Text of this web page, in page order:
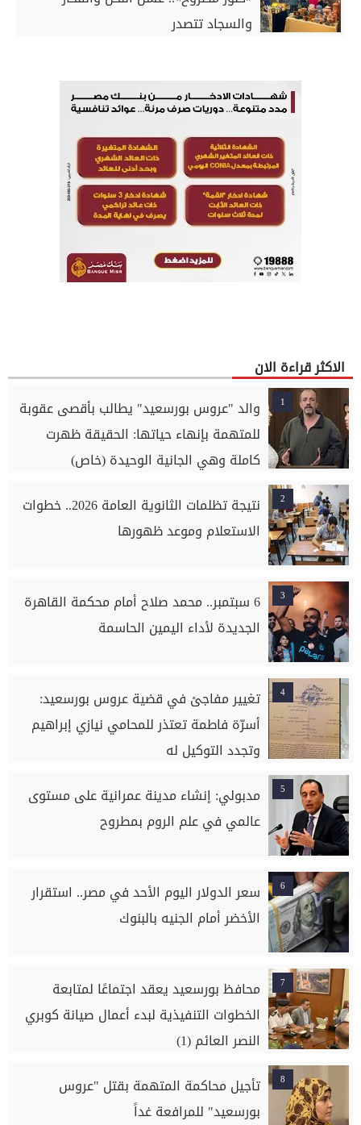
والسجاد تتصدر
الاكثر قراءة الان
1
والد "عروس بورسعيد" يطالب بأقصى عقوبة
للمتهمة بإنهاء حياتها: الحقيقة ظهرت
كاملة وهي الجانية الوحيدة (خاص)
2
نتيجة تظلمات الثانوية العامة 2026.. خطوات
الاستعلام وموعد ظهورها
3
6 سبتمبر.. محمد صلاح أمام محكمة القاهرة
الجديدة لأداء اليمين الحاسمة
4
تغيير مفاجئ في قضية عروس بورسعيد:
أسرّة فاطمة تعتذر للمحامي نيازي إبراهيم
وتجدد التوكيل له
5
مدبولي: إنشاء مدينة عمرانية على مستوى
عالمي في علم الروم بمطروح
6
سعر الدولار اليوم الأحد في مصر.. استقرار
الأخضر أمام الجنيه بالبنوك
7
محافظ بورسعيد يعقد اجتماعًا لمتابعة
الخطوات التنفيذية لبدء أعمال صيانة كوبري
النصر العائم (1)
8
تأجيل محاكمة المتهمة بقتل "عروس
بورسعيد" للمرافعة غداً